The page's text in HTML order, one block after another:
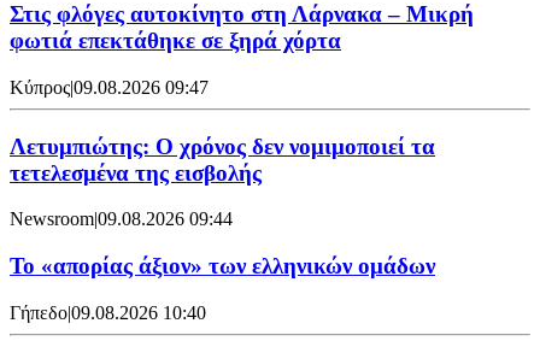
Στις φλόγες αυτοκίνητο στη Λάρνακα – Μικρή
φωτιά επεκτάθηκε σε ξηρά χόρτα
Κύπρος|09.08.2026 09:47
Λετυμπιώτης: Ο χρόνος δεν νομιμοποιεί τα
τετελεσμένα της εισβολής
Newsroom|09.08.2026 09:44
Το «απορίας άξιον» των ελληνικών ομάδων
Γήπεδο|09.08.2026 10:40